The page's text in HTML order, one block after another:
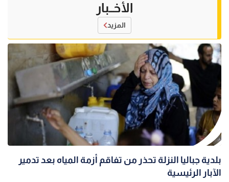
الأخــبار
المزيد
بلدية جباليا النزلة تحذر من تفاقم أزمة المياه بعد تدمير
الآبار الرئيسية